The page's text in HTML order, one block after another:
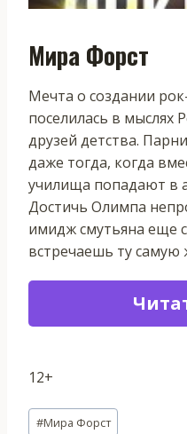
Мира Форст
Мечта о создании
поселилась в мыслях
друзей детства.
даже тогда, когда
училища попадают в
Достичь Олимпа
имидж смутьяна еще
встречаешь ту
12+
Метки
#Мира Форст